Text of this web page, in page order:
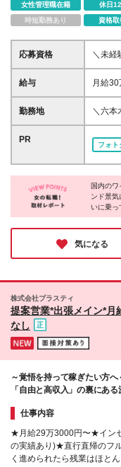
女性管理職在籍
休日
時短勤務あり
資格取
応募資格
＼未経
人柄重
方も
き □
売・
給与
月給30万
考慮の
時間分
支給
ので、
平均年
います
勤務地
＼六本
の1F・
ェリー
利用できます！ ★直行
本木6-
PR
フォト
国内の
ンド景
いに乗っ
うです。
きやすさ
に入れ
気になる
株式会社プラスティ
提案営業*出張メイン*月
なし
～覚悟を持って稼ぎたい方へ
「自由と高収入」の裏にあ
仕事内容
★月給29万3000円〜★イン
の実績あり)★直行直帰のフ
く進められたら残業はほと